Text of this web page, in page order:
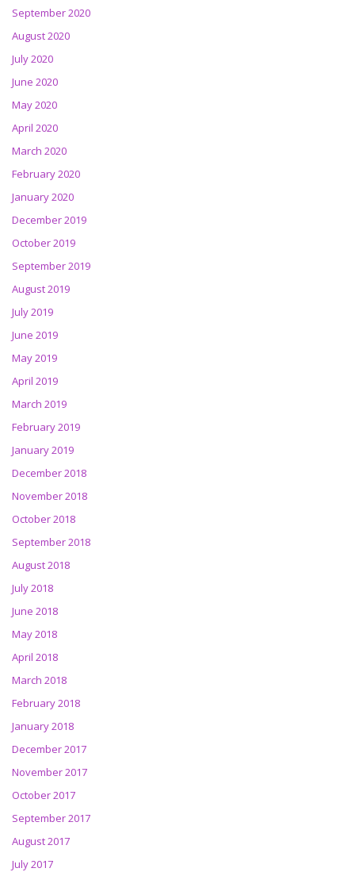
September 2020
August 2020
July 2020
June 2020
May 2020
April 2020
March 2020
February 2020
January 2020
December 2019
October 2019
September 2019
August 2019
July 2019
June 2019
May 2019
April 2019
March 2019
February 2019
January 2019
December 2018
November 2018
October 2018
September 2018
August 2018
July 2018
June 2018
May 2018
April 2018
March 2018
February 2018
January 2018
December 2017
November 2017
October 2017
September 2017
August 2017
July 2017